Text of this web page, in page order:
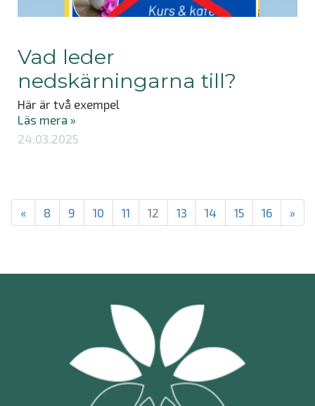
Vad leder
nedskärningarna till?
Här är två exempel
Läs mera »
24.03.2025
« 8 9 10 11 12 13 14 15 16 »